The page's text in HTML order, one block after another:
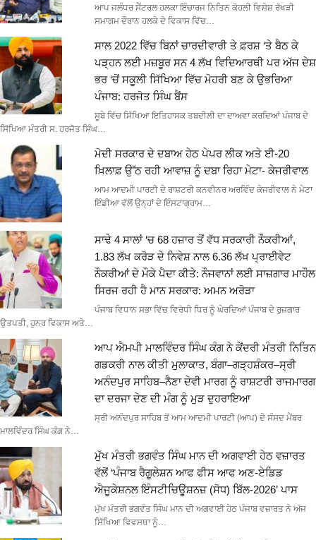
ਆਪ ਜਲੰਧਰ ਸੈਂਟਰਲ ਹਲਕਾ ਇੰਚਾਰਜ ਨਿਤਿਨ ਕੋਹਲੀ ਵਿਸ਼ੇਸ਼ ਰੱਖੜੀ
ਸਮਾਗਮ ਦੌਰਾਨ ਹਲਕੇ ਦੇ ਵਿਕਾਸ ਵਿੱਚ…
ਸਾਲ 2022 ਵਿੱਚ ਬਿਨਾਂ ਚਾਰਦੀਵਾਰੀ ਤੇ ਫ਼ਰਸ਼ ‘ਤੇ ਬੈਠ ਕੇ
ਪੜ੍ਹਨ ਲਈ ਮਜ਼ਬੂਰ ਸਨ 4 ਲੱਖ ਵਿਦਿਆਰਥੀ ਪਰ ਅੱਜ ਦੇਸ਼
ਭਰ ‘ਚੋਂ ਸਕੂਲੀ ਸਿੱਖਿਆ ਵਿੱਚ ਮੋਹਰੀ ਬਣ ਕੇ ਉਭਰਿਆ
ਪੰਜਾਬ: ਹਰਜੋਤ ਸਿੰਘ ਬੈਂਸ
ਸੂਬੇ ਵਿੱਚ ਸਿੱਖਿਆ ਇਤਿਹਾਸਕ ਤਬਦੀਲੀ ਦਾ ਦਾਅਵਾ ਕਰਦਿਆਂ ਪੰਜਾਬ ਦੇ
ਸਿੱਖਿਆ ਮੰਤਰੀ ਸ. ਹਰਜੋਤ ਸਿੰਘ…
ਮੋਦੀ ਸਰਕਾਰ ਦੇ ਦਬਾਅ ਹੇਠ ਪੇਪਰ ਲੀਕ ਅਤੇ ਈ-20
ਖ਼ਿਲਾਫ਼ ਉੱਠ ਰਹੀ ਆਵਾਜ਼ ਨੂੰ ਦਬਾ ਰਿਹਾ ਮੇਟਾ- ਕੇਜਰੀਵਾਲ
ਆਮ ਆਦਮੀ ਪਾਰਟੀ ਦੇ ਰਾਸ਼ਟਰੀ ਕਨਵੀਨਰ ਅਰਵਿੰਦ ਕੇਜਰੀਵਾਲ ਨੇ ਮੇਟਾ
ਇੰਡੀਆ ਵੱਲੋਂ ਉਨ੍ਹਾਂ ਦੇ ਇੰਸਟਾਗ੍ਰਾਮ…
ਸਾਢੇ 4 ਸਾਲਾਂ ‘ਚ 68 ਹਜ਼ਾਰ ਤੋਂ ਵੱਧ ਸਰਕਾਰੀ ਨੌਕਰੀਆਂ,
1.83 ਲੱਖ ਕਰੋੜ ਦੇ ਨਿਵੇਸ਼ ਨਾਲ 6.36 ਲੱਖ ਪ੍ਰਾਈਵੇਟ
ਨੌਕਰੀਆਂ ਦੇ ਮੌਕੇ ਪੈਦਾ ਕੀਤੇ: ਨੌਜਵਾਨਾਂ ਲਈ ਸਾਜ਼ਗਾਰ ਮਾਹੌਲ
ਸਿਰਜ ਰਹੀ ਹੈ ਮਾਨ ਸਰਕਾਰ: ਅਮਨ ਅਰੋੜਾ
ਪੰਜਾਬ ਵਿਧਾਨ ਸਭਾ ਵਿੱਚ ਵਿਰੋਧੀ ਧਿਰ ਨੂੰ ਘੇਰਦਿਆਂ ਪੰਜਾਬ ਦੇ ਰੁਜ਼ਗਾਰ
ਉਤਪਤੀ, ਹੁਨਰ ਵਿਕਾਸ ਅਤੇ…
ਆਪ ਐਮਪੀ ਮਾਲਵਿੰਦਰ ਸਿੰਘ ਕੰਗ ਨੇ ਕੇਂਦਰੀ ਮੰਤਰੀ ਨਿਤਿਨ
ਗਡਕਰੀ ਨਾਲ ਕੀਤੀ ਮੁਲਾਕਾਤ, ਬੰਗਾ–ਗੜ੍ਹਸ਼ੰਕਰ–ਸ੍ਰੀ
ਅਨੰਦਪੁਰ ਸਾਹਿਬ–ਨੈਣਾ ਦੇਵੀ ਮਾਰਗ ਨੂੰ ਰਾਸ਼ਟਰੀ ਰਾਜਮਾਰਗ
ਦਾ ਦਰਜਾ ਦੇਣ ਦੀ ਮੰਗ ਨੂੰ ਮੁੜ ਦੁਹਰਾਇਆ
ਸ੍ਰੀ ਅਨੰਦਪੁਰ ਸਾਹਿਬ ਤੋਂ ਆਮ ਆਦਮੀ ਪਾਰਟੀ (ਆਪ) ਦੇ ਸੰਸਦ ਮੈਂਬਰ
ਮਾਲਵਿੰਦਰ ਸਿੰਘ ਕੰਗ ਨੇ…
ਮੁੱਖ ਮੰਤਰੀ ਭਗਵੰਤ ਸਿੰਘ ਮਾਨ ਦੀ ਅਗਵਾਈ ਹੇਠ ਵਜ਼ਾਰਤ
ਵੱਲੋਂ ‘ਪੰਜਾਬ ਰੈਗੂਲੇਸ਼ਨ ਆਫ ਫੀਸ ਆਫ ਅਣ-ਏਡਿਡ
ਐਜੂਕੇਸ਼ਨਲ ਇੰਸਟੀਚਿਊਸ਼ਨਜ਼ (ਸੋਧ) ਬਿੱਲ-2026’ ਪਾਸ
ਮੁੱਖ ਮੰਤਰੀ ਭਗਵੰਤ ਸਿੰਘ ਮਾਨ ਦੀ ਅਗਵਾਈ ਹੇਠ ਪੰਜਾਬ ਵਜ਼ਾਰਤ ਨੇ ਅੱਜ
ਸਿੱਖਿਆ ਵਿਵਸਥਾ ਨੂੰ…